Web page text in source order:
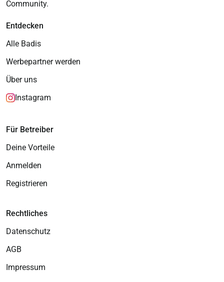
Community.
Entdecken
Alle Badis
Werbepartner werden
Über uns
Instagram
Für Betreiber
Deine Vorteile
Anmelden
Registrieren
Rechtliches
Datenschutz
AGB
Impressum